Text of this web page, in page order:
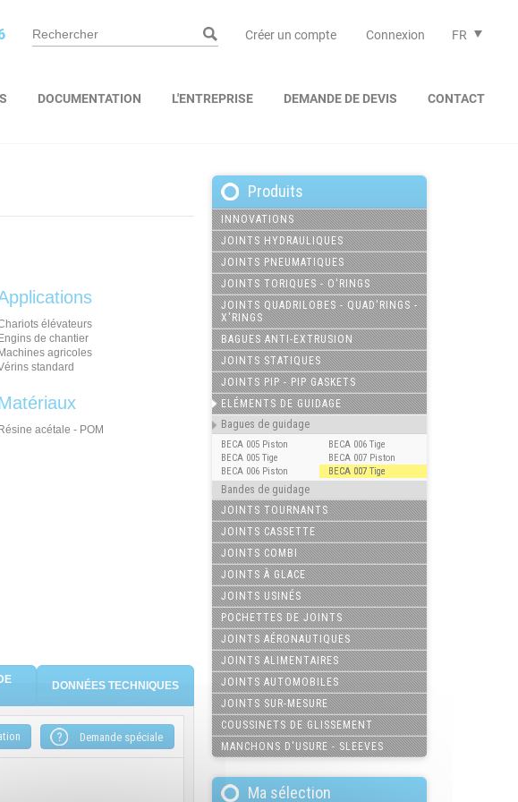
FR
Créer un compte Connexion
DOCUMENTATION L'ENTREPRISE DEMANDE DE DEVIS CONTACT
élévateurs
Engins de chantier
Machines agricoles
standard
Résine acétale - POM
DONNÉES TECHNIQUES
Produits
INNOVATIONS
JOINTS HYDRAULIQUES
JOINTS PNEUMATIQUES
JOINTS TORIQUES - O'RINGS
JOINTS QUADRILOBES - QUAD'RINGS -
X'RINGS
BAGUES ANTI-EXTRUSION
JOINTS STATIQUES
JOINTS PIP - PIP GASKETS
ELÉMENTS DE GUIDAGE
Bagues de guidage
BECA 005 Piston
BECA 005 Tige
BECA 006 Piston
BECA 006 Tige
BECA 007 Piston
BECA 007 Tige
Bandes de guidage
JOINTS TOURNANTS
JOINTS CASSETTE
JOINTS COMBI
JOINTS À GLACE
JOINTS USINÉS
POCHETTES DE JOINTS
JOINTS AÉRONAUTIQUES
JOINTS ALIMENTAIRES
JOINTS AUTOMOBILES
JOINTS SUR-MESURE
COUSSINETS DE GLISSEMENT
MANCHONS D'USURE - SLEEVES
Ma sélection